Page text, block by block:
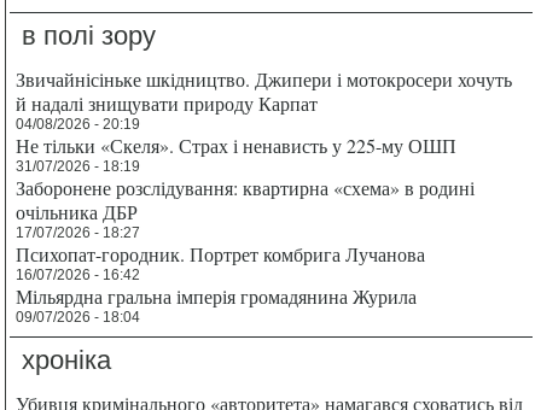
в полі зору
Звичайнісіньке шкідництво. Джипери і мотокросери хочуть
й надалі знищувати природу Карпат
04/08/2026 - 20:19
Не тільки «Скеля». Страх і ненависть у 225-му ОШП
31/07/2026 - 18:19
Заборонене розслідування: квартирна «схема» в родині
очільника ДБР
17/07/2026 - 18:27
Психопат-городник. Портрет комбрига Лучанова
16/07/2026 - 16:42
Мільярдна гральна імперія громадянина Журила
09/07/2026 - 18:04
хроніка
Убивця кримінального «авторитета» намагався сховатись від